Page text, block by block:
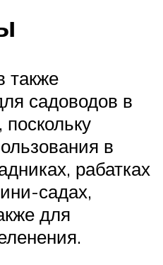
также
садоводов в
в
рабатках
садах,
для